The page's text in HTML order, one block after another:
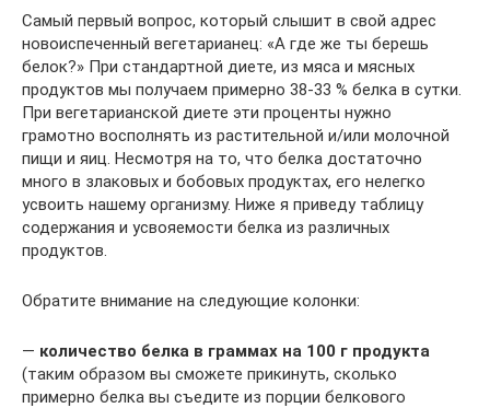
Самый первый вопрос, который слышит в свой адрес
новоиспеченный вегетарианец: «А где же ты берешь
белок?» При стандартной диете, из мяса и мясных
продуктов мы получаем примерно 38-33 % белка в сутки.
При вегетарианской диете эти проценты нужно
грамотно восполнять из растительной и/или молочной
пищи и яиц. Несмотря на то, что белка достаточно
много в злаковых и бобовых продуктах, его нелегко
усвоить нашему организму. Ниже я приведу таблицу
содержания и усвояемости белка из различных
продуктов.
Обратите внимание на следующие колонки:
— количество белка в граммах на 100 г продукта
(таким образом вы сможете прикинуть, сколько
примерно белка вы съедите из порции белкового